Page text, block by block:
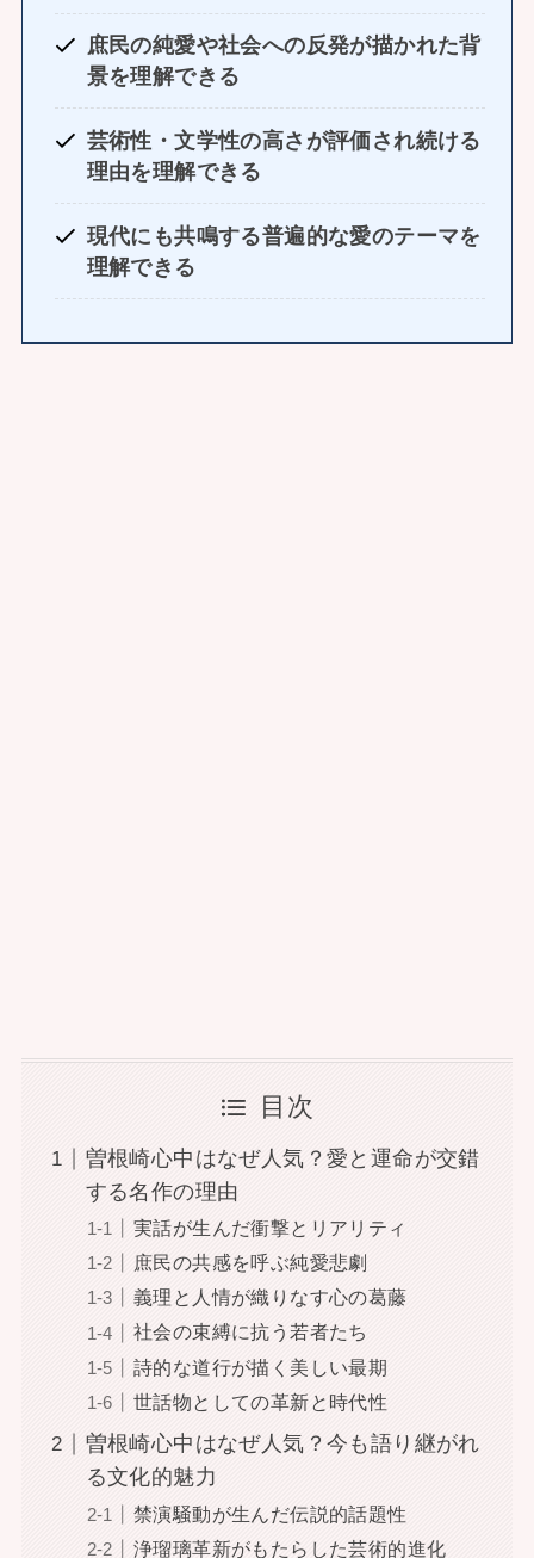
庶民の純愛や社会への反発が描かれた背
景を理解できる
芸術性・文学性の高さが評価され続ける
理由を理解できる
現代にも共鳴する普遍的な愛のテーマを
理解できる
目次
曽根崎心中はなぜ人気？愛と運命が交錯
する名作の理由
実話が生んだ衝撃とリアリティ
庶民の共感を呼ぶ純愛悲劇
義理と人情が織りなす心の葛藤
社会の束縛に抗う若者たち
詩的な道行が描く美しい最期
世話物としての革新と時代性
曽根崎心中はなぜ人気？今も語り継がれ
る文化的魅力
禁演騒動が生んだ伝説的話題性
浄瑠璃革新がもたらした芸術的進化